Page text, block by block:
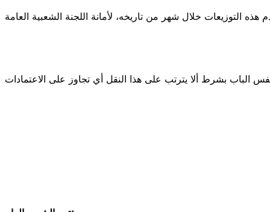
هذه التوزيعات خلال شهر من تاريخه، لأمانة اللجنة الشعبية العامة
نفس الباب بشرط ألا يترتب على هذا النقل أي تجاوز على الاعتمادات